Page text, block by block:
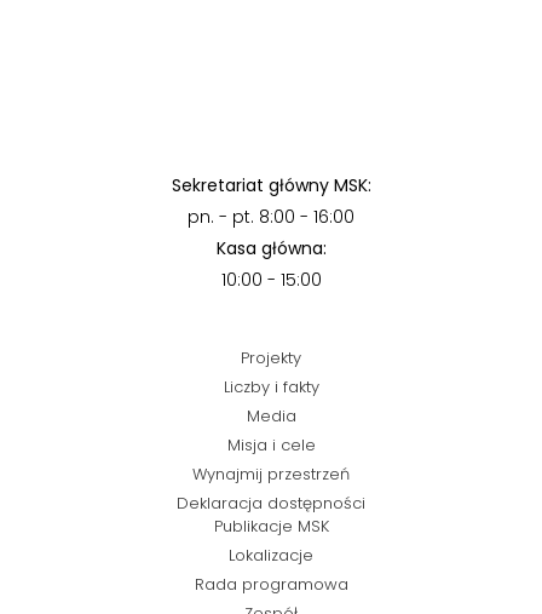
Sekretariat główny MSK:
pn. - pt. 8:00 - 16:00
Kasa główna:
10:00 - 15:00
Projekty
Liczby i fakty
Media
Misja i cele
Wynajmij przestrzeń
Deklaracja dostępności
Publikacje MSK
Lokalizacje
Rada programowa